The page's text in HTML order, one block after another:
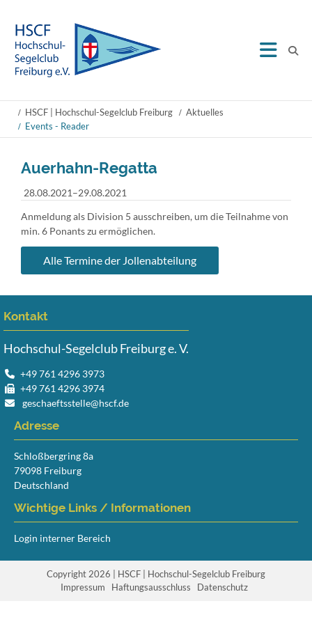
HSCF | Hochschul-Segelclub Freiburg
Aktuelles
Events - Reader
Auerhahn-Regatta
28.08.2021–29.08.2021
Anmeldung als Division 5 ausschreiben, um die Teilnahme von
min. 6 Ponants zu ermöglichen.
Alle Termine der Jollenabteilung
Kontakt
Hochschul-Segelclub Freiburg e. V.
+49 761 4296 3973
+49 761 4296 3974
geschaeftsstelle@hscf.de
Adresse
Schloßbergring 8a
79098 Freiburg
Deutschland
Wichtige Links / Informationen
Login interner Bereich
Copyright 2026 | HSCF | Hochschul-Segelclub Freiburg
Navigation
Impressum Haftungsausschluss Datenschutz